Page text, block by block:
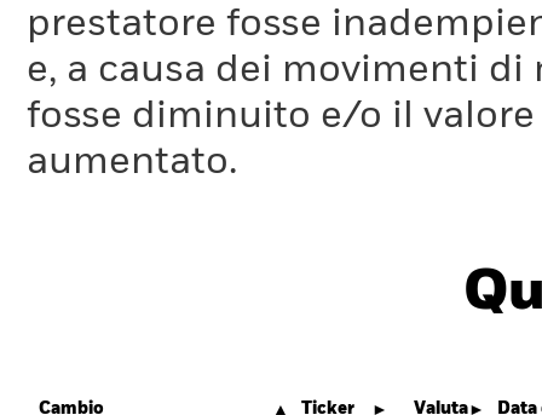
prestatore fosse
e, a causa dei movimenti
fosse diminuito e/o il
aumentato.
Cambio Ticker Valuta